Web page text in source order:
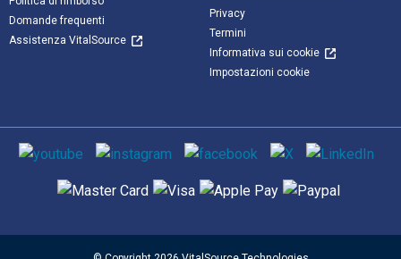
Domande frequenti
Assistenza VitalSource
Privacy
Termini
Informativa sui cookie
Impostazioni cookie
Mezzi sociali
Metodi di pagamento supportati